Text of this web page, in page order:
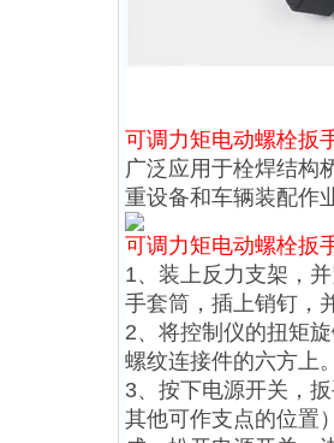
可调力矩电动螺栓扳
广泛应用于栓焊结构
重设备和车辆装配作
可调力矩电动螺栓扳
1、装上反力支架，
手套筒，插上销钉，
2、将控制仪的扭矩
螺纹连接件的六方上
3、按下电源开关，
其他可作支点的位置